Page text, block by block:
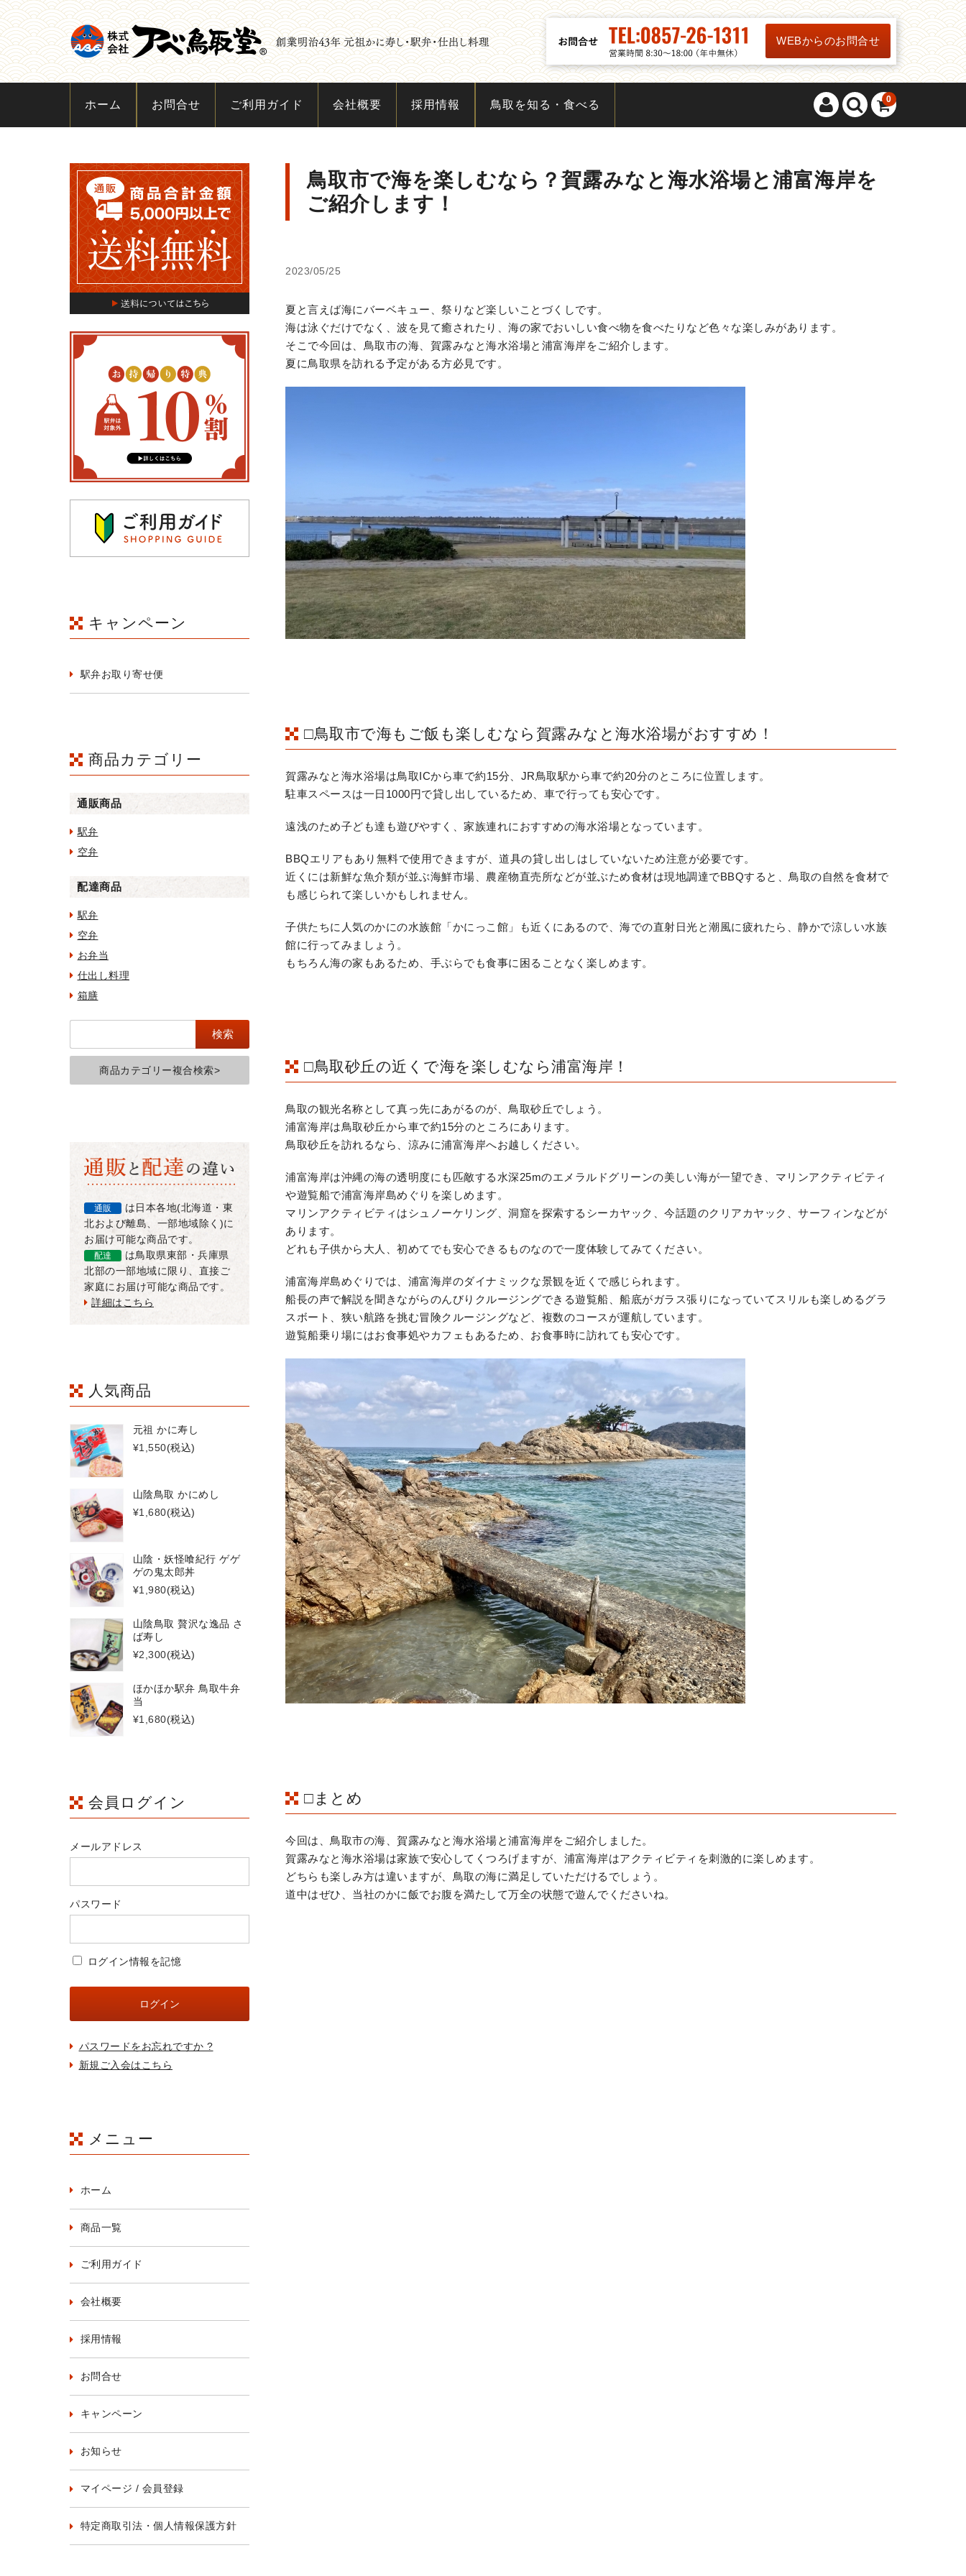
WEBからのお問合せ
0
ホーム お問合せ ご利用ガイド 会社概要 採用情報 鳥取を知る・食べる
鳥取市で海を楽しむなら？賀露みなと海水浴場と浦富海岸を
ご紹介します！
2023/05/25
夏と言えば海にバーベキュー、祭りなど楽しいことづくしです。
海は泳ぐだけでなく、波を見て癒されたり、海の家でおいしい食べ物を食べたりなど色々な楽しみがあります。
そこで今回は、鳥取市の海、賀露みなと海水浴場と浦富海岸をご紹介します。
夏に鳥取県を訪れる予定がある方必見です。
□鳥取市で海もご飯も楽しむなら賀露みなと海水浴場がおすすめ！
賀露みなと海水浴場は鳥取ICから車で約15分、JR鳥取駅から車で約20分のところに位置します。
駐車スペースは一日1000円で貸し出しているため、車で行っても安心です。
遠浅のため子ども達も遊びやすく、家族連れにおすすめの海水浴場となっています。
BBQエリアもあり無料で使用できますが、道具の貸し出しはしていないため注意が必要です。
近くには新鮮な魚介類が並ぶ海鮮市場、農産物直売所などが並ぶため食材は現地調達でBBQすると、鳥取の自然を食材で
も感じられて楽しいかもしれません。
子供たちに人気のかにの水族館「かにっこ館」も近くにあるので、海での直射日光と潮風に疲れたら、静かで涼しい水族
館に行ってみましょう。
もちろん海の家もあるため、手ぶらでも食事に困ることなく楽しめます。
□鳥取砂丘の近くで海を楽しむなら浦富海岸！
鳥取の観光名称として真っ先にあがるのが、鳥取砂丘でしょう。
浦富海岸は鳥取砂丘から車で約15分のところにあります。
鳥取砂丘を訪れるなら、涼みに浦富海岸へお越しください。
浦富海岸は沖縄の海の透明度にも匹敵する水深25mのエメラルドグリーンの美しい海が一望でき、マリンアクティビティ
や遊覧船で浦富海岸島めぐりを楽しめます。
マリンアクティビティはシュノーケリング、洞窟を探索するシーカヤック、今話題のクリアカヤック、サーフィンなどが
あります。
どれも子供から大人、初めてでも安心できるものなので一度体験してみてください。
浦富海岸島めぐりでは、浦富海岸のダイナミックな景観を近くで感じられます。
船長の声で解説を聞きながらのんびりクルージングできる遊覧船、船底がガラス張りになっていてスリルも楽しめるグラ
スボート、狭い航路を挑む冒険クルージングなど、複数のコースが運航しています。
遊覧船乗り場にはお食事処やカフェもあるため、お食事時に訪れても安心です。
□まとめ
今回は、鳥取市の海、賀露みなと海水浴場と浦富海岸をご紹介しました。
賀露みなと海水浴場は家族で安心してくつろげますが、浦富海岸はアクティビティを刺激的に楽しめます。
どちらも楽しみ方は違いますが、鳥取の海に満足していただけるでしょう。
道中はぜひ、当社のかに飯でお腹を満たして万全の状態で遊んでくださいね。
キャンペーン
駅弁お取り寄せ便
商品カテゴリー
通販商品
駅弁
空弁
配達商品
駅弁
空弁
お弁当
仕出し料理
箱膳
商品カテゴリー複合検索>
通販
は日本各地(北海道・東
北および離島、一部地域除く)に
お届け可能な商品です。
配達
は鳥取県東部・兵庫県
北部の一部地域に限り、直接ご
家庭にお届け可能な商品です。
詳細はこちら
人気商品
元祖 かに寿し
¥1,550(税込)
山陰鳥取 かにめし
¥1,680(税込)
山陰・妖怪喰紀行 ゲゲ
ゲの鬼太郎丼
¥1,980(税込)
山陰鳥取 贅沢な逸品 さ
ば寿し
¥2,300(税込)
ほかほか駅弁 鳥取牛弁
当
¥1,680(税込)
会員ログイン
メールアドレス
パスワード
ログイン情報を記憶
パスワードをお忘れですか ?
新規ご入会はこちら
メニュー
ホーム
商品一覧
ご利用ガイド
会社概要
採用情報
お問合せ
キャンペーン
お知らせ
マイページ / 会員登録
特定商取引法・個人情報保護方針